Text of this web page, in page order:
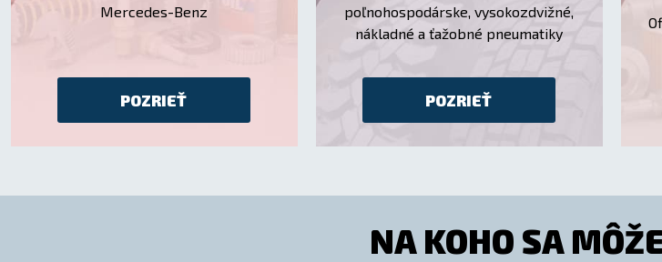
Mercedes-Benz
POZRIEŤ
poľnohospodárske, vysokozdvižné,
nákladné a ťažobné pneumatiky
POZRIEŤ
NA KOHO SA